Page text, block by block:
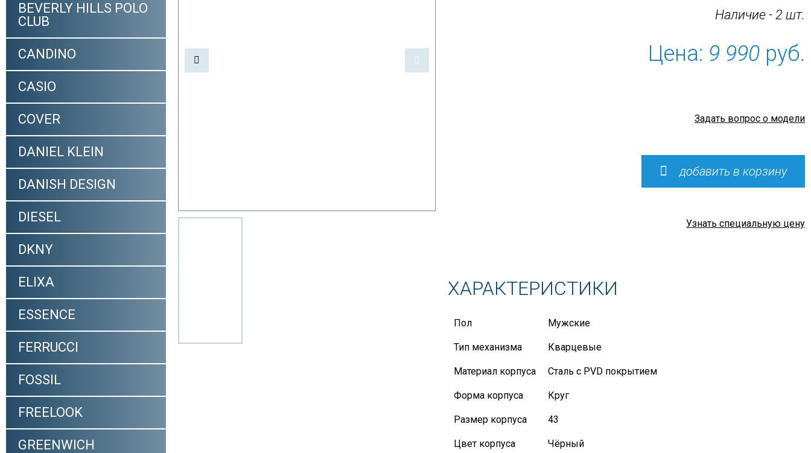
BEVERLY HILLS POLO
CLUB
CANDINO
CASIO
COVER
DANIEL KLEIN
DANISH DESIGN
DIESEL
DKNY
ELIXA
ESSENCE
FERRUCCI
FOSSIL
FREELOOK
GREENWICH
Наличие - 2 шт.
Цена: 9 990руб.
Задать вопрос о модели
добавить в корзину
Узнать специальную цену
ХАРАКТЕРИСТИКИ
Пол Мужские
Тип механизма Кварцевые
Материал корпуса Сталь с PVD покрытием
Форма корпуса Круг
Размер корпуса 43
Цвет корпуса Чёрный